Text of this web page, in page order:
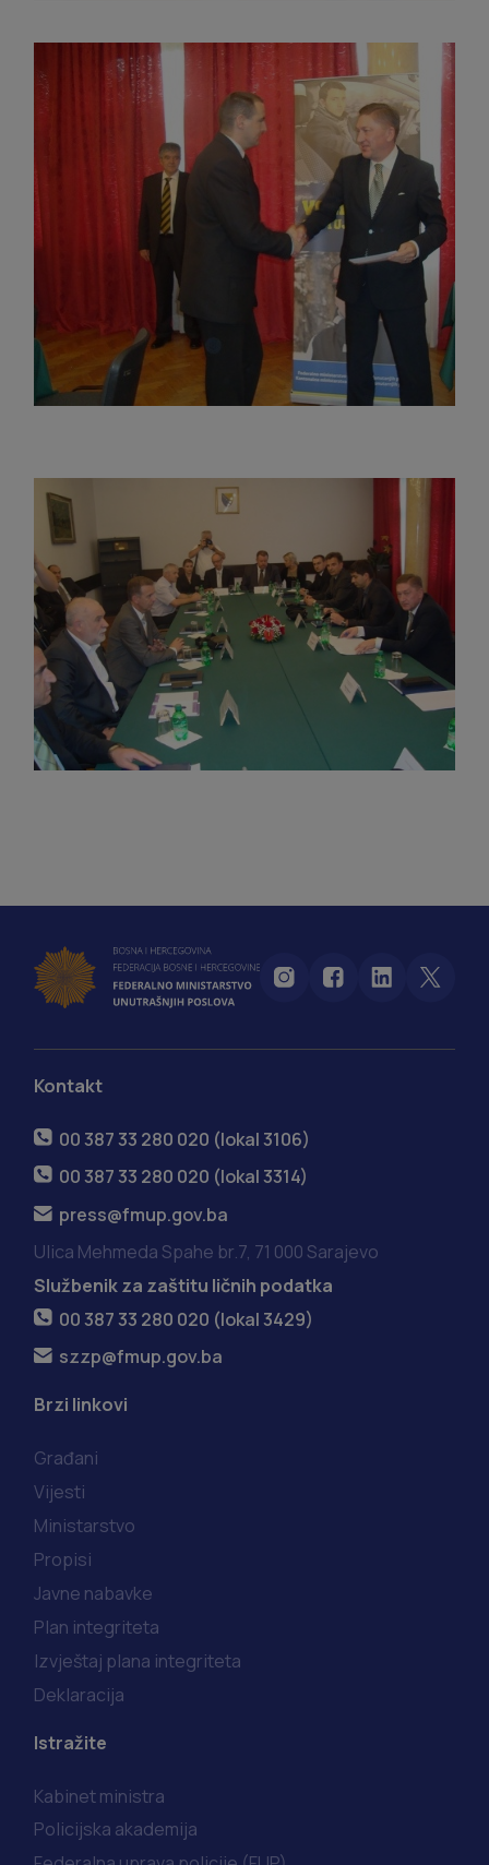
Kontakt
00 387 33 280 020 (lokal 3106)
00 387 33 280 020 (lokal 3314)
press@fmup.gov.ba
Ulica Mehmeda Spahe br.7, 71 000 Sarajevo
Službenik za zaštitu ličnih podatka
00 387 33 280 020 (lokal 3429)
szzp@fmup.gov.ba
Brzi linkovi
Građani
Vijesti
Ministarstvo
Propisi
Javne nabavke
Plan integriteta
Izvještaj plana integriteta
Deklaracija
Istražite
Kabinet ministra
Policijska akademija